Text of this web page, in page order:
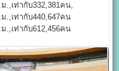
ท่ากับ332,381คน,
ท่ากับ440,647คน
ท่ากับ612,456คน